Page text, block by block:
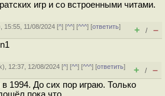
игр и со встроенными читами.
15:55, 11/08/2024 [^] [^^] [^^^] [ответить]
+ / –
), 12:37, 12/08/2024 [^] [^^] [^^^] [ответить]
+ / –
1994. До сих пор играю. Только